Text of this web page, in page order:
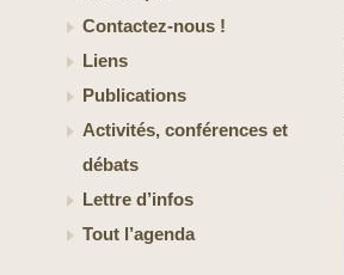
Contactez-nous !
Liens
Publications
Activités, conférences et
débats
Lettre d’infos
Tout l’agenda